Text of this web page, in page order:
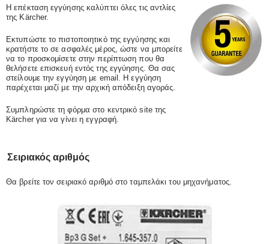
Η επέκταση εγγύησης καλύπτει όλες τις αντλίες
της Kärcher.
Εκτυπώστε το πιστοποιητικό της εγγύησης και
κρατήστε το σε ασφαλές μέρος, ώστε να μπορείτε
να το προσκομίσετε στην περίπτωση που θα
θελήσετε επισκευή εντός της εγγύησης. Θα σας
στείλουμε την εγγύηση με email. Η εγγύηση
παρέχεται μαζί με την αρχική απόδειξη αγοράς.
Συμπληρώστε τη φόρμα στο κεντρικό site της
Kärcher για να γίνει η εγγραφή.
Σειριακός αριθμός
Θα βρείτε τον σειριακό αριθμό στο ταμπελάκι του μηχανήματος.